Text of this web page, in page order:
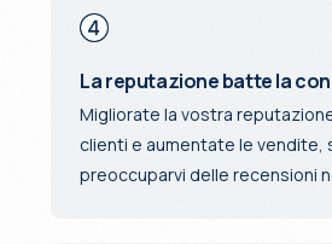
La reputazione batte la
Migliorate la vostra
clienti e aumentate le vendite,
preoccuparvi delle recensioni